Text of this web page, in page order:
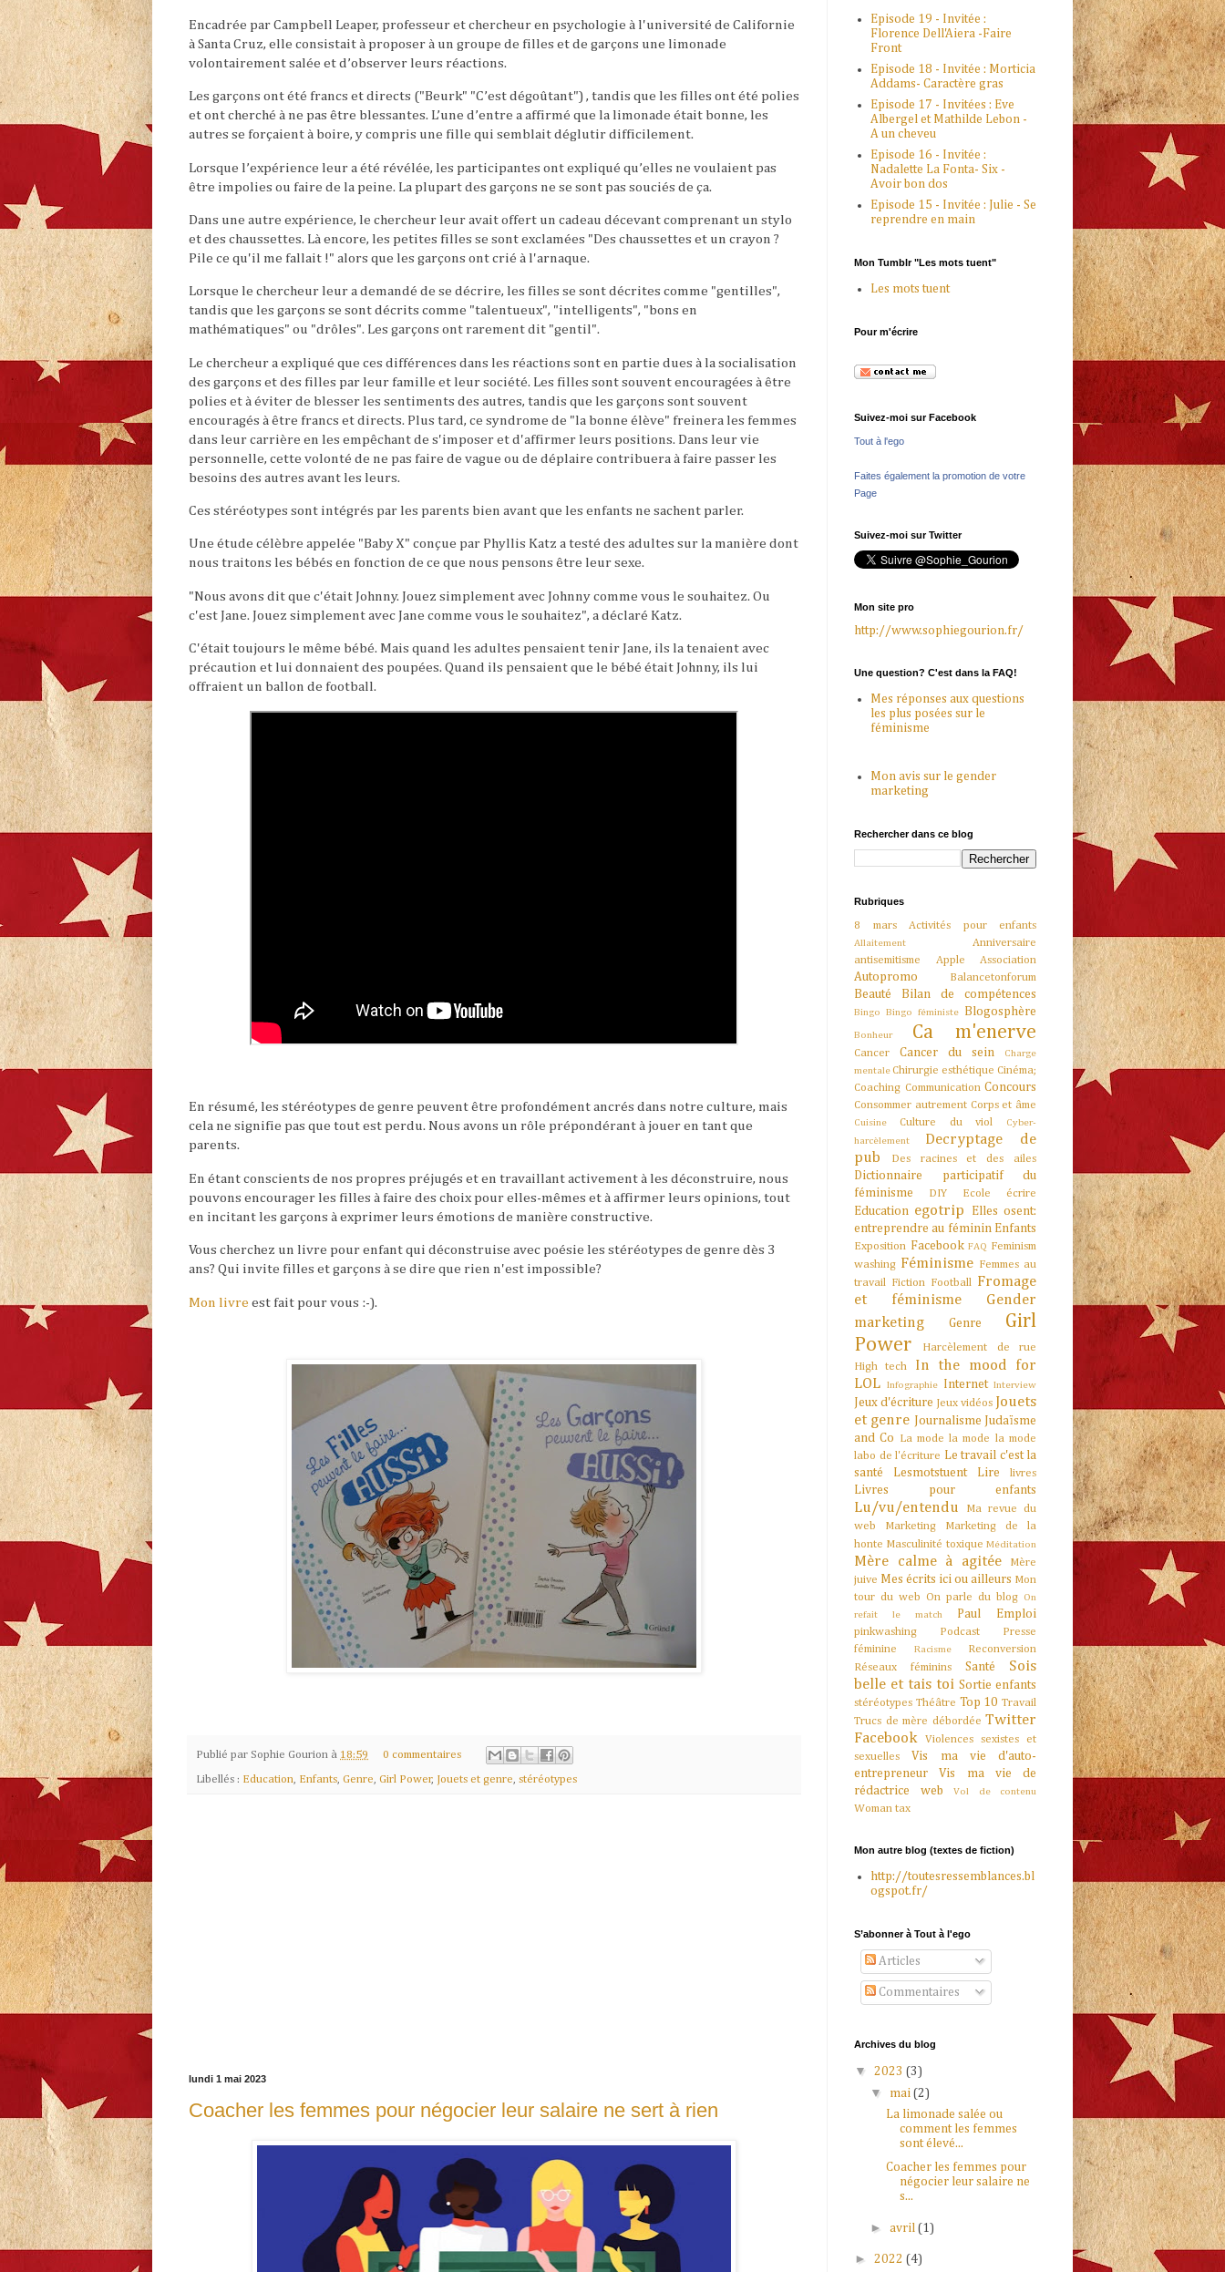
Encadrée par Campbell Leaper, professeur et chercheur en psychologie à l'université de Californie
à Santa Cruz, elle consistait à proposer à un groupe de filles et de garçons une limonade
volontairement salée et d’observer leurs réactions.
Les garçons ont été francs et directs ("Beurk" "C’est dégoûtant") , tandis que les filles ont été polies
et ont cherché à ne pas être blessantes. L’une d’entre a affirmé que la limonade était bonne, les
autres se forçaient à boire, y compris une fille qui semblait déglutir difficilement.
Lorsque l’expérience leur a été révélée, les participantes ont expliqué qu’elles ne voulaient pas
être impolies ou faire de la peine. La plupart des garçons ne se sont pas souciés de ça.
Dans une autre expérience, le chercheur leur avait offert un cadeau décevant comprenant un stylo
et des chaussettes. Là encore, les petites filles se sont exclamées "Des chaussettes et un crayon ?
Pile ce qu'il me fallait !" alors que les garçons ont crié à l'arnaque.
Lorsque le chercheur leur a demandé de se décrire, les filles se sont décrites comme "gentilles",
tandis que les garçons se sont décrits comme "talentueux", "intelligents", "bons en
mathématiques" ou "drôles". Les garçons ont rarement dit "gentil".
Le chercheur a expliqué que ces différences dans les réactions sont en partie dues à la socialisation
des garçons et des filles par leur famille et leur société. Les filles sont souvent encouragées à être
polies et à éviter de blesser les sentiments des autres, tandis que les garçons sont souvent
encouragés à être francs et directs. Plus tard, ce syndrome de "la bonne élève" freinera les femmes
dans leur carrière en les empêchant de s'imposer et d'affirmer leurs positions. Dans leur vie
personnelle, cette volonté de ne pas faire de vague ou de déplaire contribuera à faire passer les
besoins des autres avant les leurs.
Ces stéréotypes sont intégrés par les parents bien avant que les enfants ne sachent parler.
Une étude célèbre appelée "Baby X" conçue par Phyllis Katz a testé des adultes sur la manière dont
nous traitons les bébés en fonction de ce que nous pensons être leur sexe.
"Nous avons dit que c'était Johnny. Jouez simplement avec Johnny comme vous le souhaitez. Ou
c'est Jane. Jouez simplement avec Jane comme vous le souhaitez", a déclaré Katz.
C'était toujours le même bébé. Mais quand les adultes pensaient tenir Jane, ils la tenaient avec
précaution et lui donnaient des poupées. Quand ils pensaient que le bébé était Johnny, ils lui
offraient un ballon de football.
En résumé, les stéréotypes de genre peuvent être profondément ancrés dans notre culture, mais
cela ne signifie pas que tout est perdu. Nous avons un rôle prépondérant à jouer en tant que
parents.
En étant conscients de nos propres préjugés et en travaillant activement à les déconstruire, nous
pouvons encourager les filles à faire des choix pour elles-mêmes et à affirmer leurs opinions, tout
en incitant les garçons à exprimer leurs émotions de manière constructive.
Vous cherchez un livre pour enfant qui déconstruise avec poésie les stéréotypes de genre dès 3
ans? Qui invite filles et garçons à se dire que rien n'est impossible?
Mon livre est fait pour vous :-).
Publié par Sophie Gourion à 18:59 0 commentaires
Libellés : Education, Enfants, Genre, Girl Power, Jouets et genre, stéréotypes
lundi 1 mai 2023
Coacher les femmes pour négocier leur salaire ne sert à rien
Episode 19 - Invitée :
Florence Dell'Aiera -Faire
Front
Episode 18 - Invitée : Morticia
Addams- Caractère gras
Episode 17 - Invitées : Eve
Albergel et Mathilde Lebon -
A un cheveu
Episode 16 - Invitée :
Nadalette La Fonta- Six -
Avoir bon dos
Episode 15 - Invitée : Julie - Se
reprendre en main
Mon Tumblr "Les mots tuent"
Les mots tuent
Pour m'écrire
Suivez-moi sur Facebook
Tout à l'ego
Faites également la promotion de votre
Page
Suivez-moi sur Twitter
Mon site pro
http://www.sophiegourion.fr/
Une question? C'est dans la FAQ!
Mes réponses aux questions
les plus posées sur le
féminisme
Mon avis sur le gender
marketing
Rechercher dans ce blog
Rubriques
8 mars Activités pour enfants
Allaitement
Anniversaire
antisemitisme
Apple Association
Autopromo Balancetonforum
Beauté Bilan de compétences
Bingo Bingo féministe Blogosphère
Bonheur Ca m'enerve
Cancer Cancer du sein
Charge
mentaleChirurgie esthétique Cinéma;
Coaching Communication Concours
Consommer autrement Corps et âme
Cuisine Culture du viol
Cyber-
harcèlement
Decryptage de
pub
Des racines et des ailes
Dictionnaire participatif du
féminisme
DIY Ecole écrire
Education egotrip
Elles osent:
entreprendre au féminin Enfants
Exposition Facebook FAQ Feminism
washing Féminisme Femmes au
travail Fiction Football Fromage
et féminisme
Gender
marketing
Genre
Girl
Power
Harcèlement de rue
High tech
In the mood for
LOL
Infographie Internet Interview
Jeux d'écriture Jeux vidéos Jouets
et genre
Journalisme
Judaïsme
and Co
La mode la mode la mode
labo de l'écriture Le travail c'est la
santé
Lesmotstuent Lire livres
Livres pour enfants
Lu/vu/entendu
Ma revue du
web
Marketing
Marketing de la
honte Masculinité toxique Méditation
Mère calme à agitée
Mère
juive Mes écrits ici ou ailleurs Mon
tour du web On parle du blog
On
refait le match
Paul Emploi
pinkwashing Podcast
Presse
féminine
Racisme
Reconversion
Réseaux féminins
Santé
Sois
belle et tais toi Sortie enfants
stéréotypes Théâtre Top 10 Travail
Trucs de mère débordée Twitter
Facebook
Violences sexistes et
sexuelles
Vis ma vie d'auto-
entrepreneur
Vis ma vie de
rédactrice web
Vol de contenu
Woman tax
Mon autre blog (textes de fiction)
http://toutesressemblances.bl
ogspot.fr/
S’abonner à Tout à l'ego
Articles
Commentaires
Archives du blog
▼ 2023 (3)
▼ mai (2)
La limonade salée ou
comment les femmes
sont élevé...
Coacher les femmes pour
négocier leur salaire ne
s...
► avril (1)
► 2022 (4)